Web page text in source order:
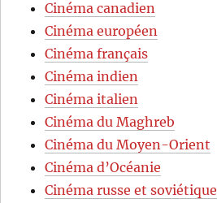
Cinéma canadien
Cinéma européen
Cinéma français
Cinéma indien
Cinéma italien
Cinéma du Maghreb
Cinéma du Moyen-Orient
Cinéma d’Océanie
Cinéma russe et soviétique